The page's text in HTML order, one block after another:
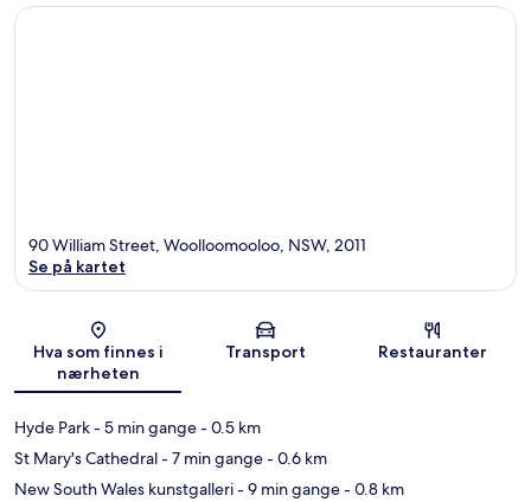
Kart
90 William Street, Woolloomooloo, NSW, 2011
Se på kartet
Hva som finnes i
nærheten
Transport Restauranter
Hyde Park- 5 min gange- 0.5 km
St Mary's Cathedral- 7 min gange- 0.6 km
New South Wales kunstgalleri- 9 min gange- 0.8 km